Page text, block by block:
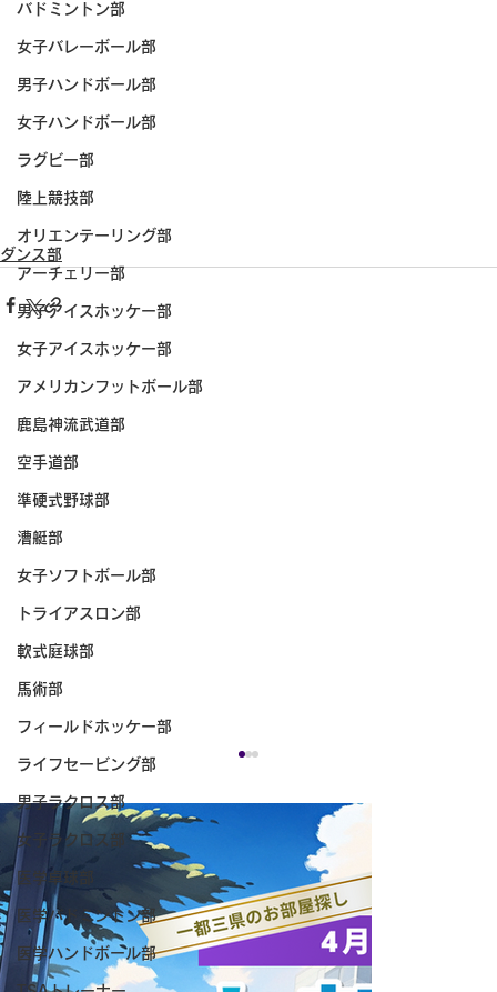
バドミントン部
女子バレーボール部
男子ハンドボール部
女子ハンドボール部
ラグビー部
陸上競技部
オリエンテーリング部
アーチェリー部
男子アイスホッケー部
女子アイスホッケー部
アメリカンフットボール部
鹿島神流武道部
空手道部
準硬式野球部
漕艇部
女子ソフトボール部
トライアスロン部
軟式庭球部
馬術部
フィールドホッケー部
ライフセービング部
男子ラクロス部
女子ラクロス部
医学卓球部
医学バドミントン部
医学ハンドボール部
ダンス部